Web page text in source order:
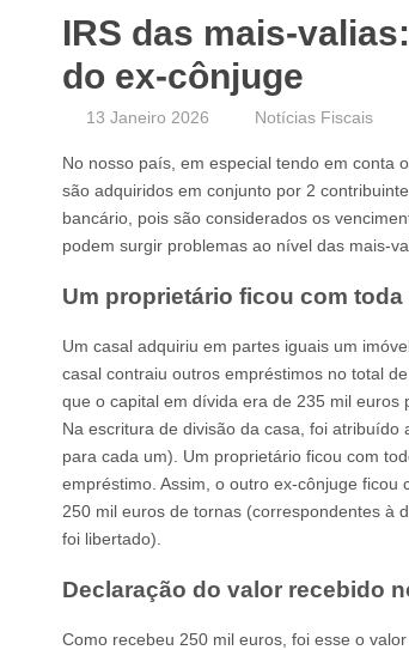
IRS das mais-
do ex-cônjuge
13 Janeiro 2026 Notícias Fiscais
No nosso país, em especial tendo em conta
são adquiridos em conjunto por 2
bancário, pois são considerados os
podem surgir problemas ao nível das mais-
Um proprietário ficou com
Um casal adquiriu em partes iguais um
casal contraiu outros empréstimos no total
que o capital em dívida era de 235 mil euros
Na escritura de divisão da casa, foi
para cada um). Um proprietário ficou com
empréstimo. Assim, o outro ex-cônjuge
250 mil euros de tornas (correspondentes à
foi libertado).
Declaração do valor recebido
Como recebeu 250 mil euros, foi esse o